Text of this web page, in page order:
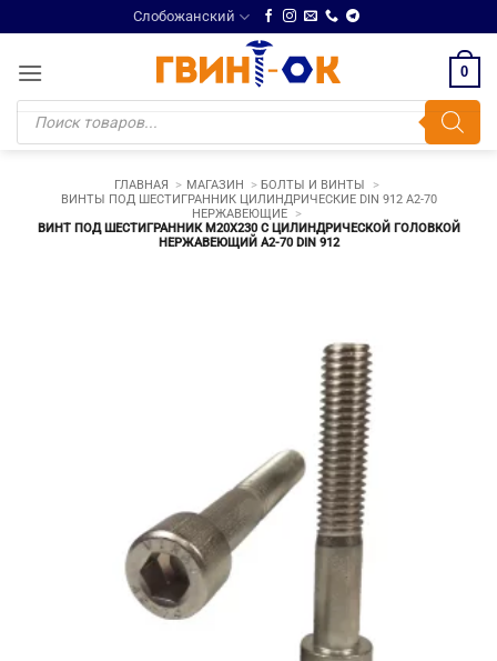
to
content
Слобожанский
0
Поиск
товаров
ГЛАВНАЯ МАГАЗИН
БОЛТЫ И ВИНТЫ
ВИНТЫ ПОД ШЕСТИГРАННИК ЦИЛИНДРИЧЕСКИЕ DIN 912 A2-70
НЕРЖАВЕЮЩИЕ
ВИНТ ПОД ШЕСТИГРАННИК М20Х230 С ЦИЛИНДРИЧЕСКОЙ ГОЛОВКОЙ
НЕРЖАВЕЮЩИЙ A2-70 DIN 912